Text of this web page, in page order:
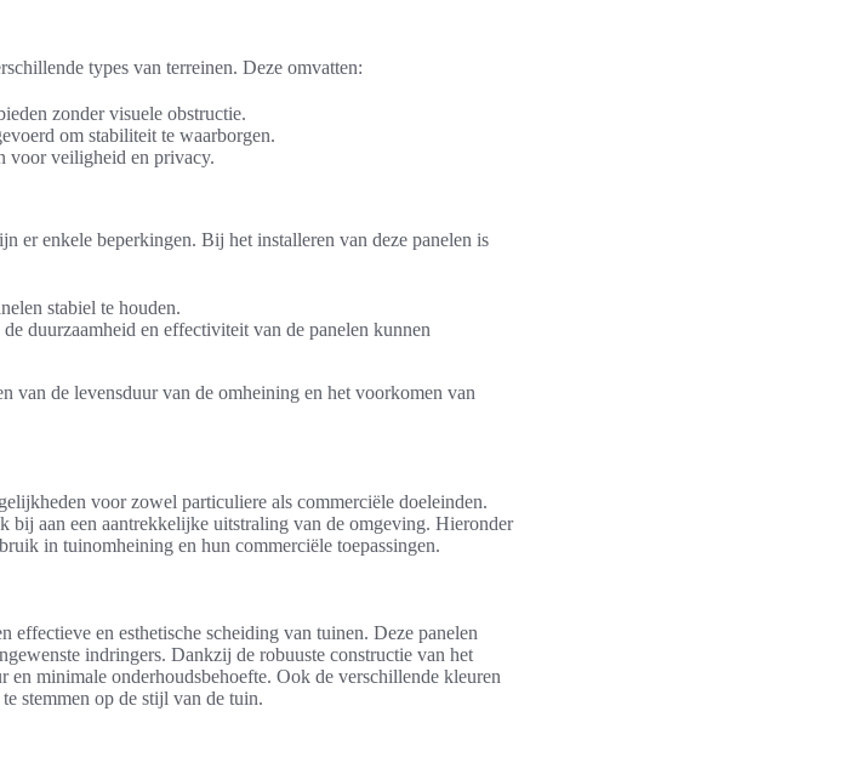
types van terreinen. Deze omvatten:
zonder visuele obstructie.
om stabiliteit te waarborgen.
voor veiligheid en privacy.
er enkele beperkingen. Bij het installeren van deze panelen is
stabiel te houden.
duurzaamheid en effectiviteit van de panelen kunnen
van de levensduur van de omheining en het voorkomen van
voor zowel particuliere als commerciële doeleinden.
bij aan een aantrekkelijke uitstraling van de omgeving. Hieronder
in tuinomheining en hun commerciële toepassingen.
en esthetische scheiding van tuinen. Deze panelen
indringers. Dankzij de robuuste constructie van het
minimale onderhoudsbehoefte. Ook de verschillende kleuren
stemmen op de stijl van de tuin.